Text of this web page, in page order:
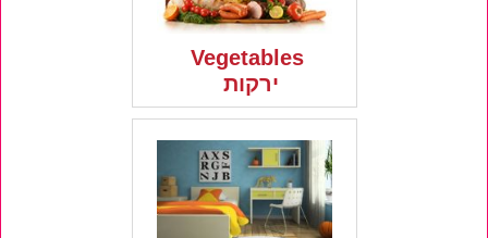
Vegetables
ירקות